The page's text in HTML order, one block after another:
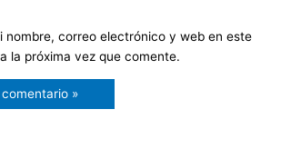
nombre, correo electrónico y web en este
la próxima vez que comente.